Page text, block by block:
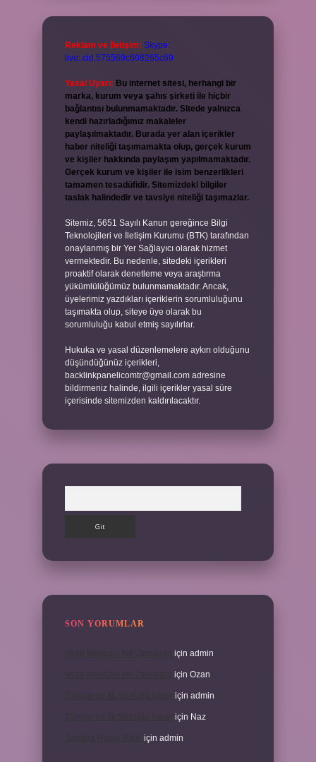
Reklam ve İletişim: Skype:
live:.cid.575569c608265c69
Yasal Uyarı: Bu internet sitesi, herhangi bir
marka, kurum veya şahıs şirketi ile hiçbir
bağlantısı bulunmamaktadır. Sitede yalnızca
kendi hazırladığımız makaleler
paylaşılmaktadır. Burada yer alan içerikler
haber niteliği taşımamakta olup, gerçek kurum
ve kişiler hakkında paylaşım yapılmamaktadır.
Gerçek kurum ve kişiler ile isim benzerlikleri
tamamen tesadüfidir. Sitemizdeki bilgiler
taslak halindedir ve tavsiye niteliği taşımazlar.
Sitemiz, 5651 Sayılı Kanun gereğince Bilgi
Teknolojileri ve İletişim Kurumu (BTK) tarafından
onaylanmış bir Yer Sağlayıcı olarak hizmet
vermektedir. Bu nedenle, sitedeki içerikleri
proaktif olarak denetleme veya araştırma
yükümlülüğümüz bulunmamaktadır. Ancak,
üyelerimiz yazdıkları içeriklerin sorumluluğunu
taşımakta olup, siteye üye olarak bu
sorumluluğu kabul etmiş sayılırlar.
Hukuka ve yasal düzenlemelere aykırı olduğunu
düşündüğünüz içerikleri,
backlinkpanelicomtr@gmail.com adresine
bildirmeniz halinde, ilgili içerikler yasal süre
içerisinde sitemizden kaldırılacaktır.
SON YORUMLAR
için admin
için Ozan
için admin
için Naz
için admin